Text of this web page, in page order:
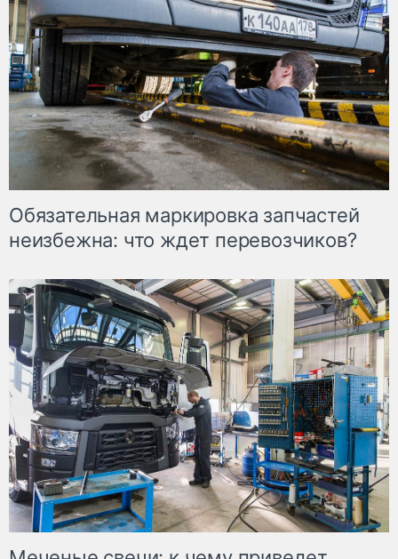
Обязательная маркировка запчастей
неизбежна: что ждет перевозчиков?